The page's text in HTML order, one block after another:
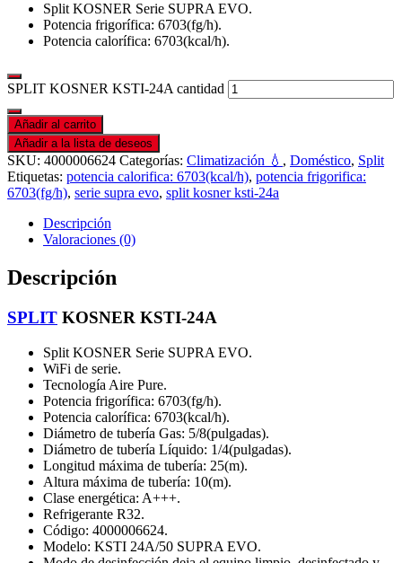
Split KOSNER Serie SUPRA EVO.
Potencia frigorífica: 6703(fg/h).
Potencia calorífica: 6703(kcal/h).
SPLIT KOSNER KSTI-24A cantidad
Añadir al carrito
Añadir a la lista de deseos
SKU: 4000006624 Categorías: Climatización 💧 , Doméstico, Split
Etiquetas: potencia calorifica: 6703(kcal/h), potencia frigorifica:
6703(fg/h), serie supra evo, split kosner ksti-24a
Descripción
Valoraciones (0)
Descripción
SPLIT KOSNER KSTI-24A
Split KOSNER Serie SUPRA EVO.
WiFi de serie.
Tecnología Aire Pure.
Potencia frigorífica: 6703(fg/h).
Potencia calorífica: 6703(kcal/h).
Diámetro de tubería Gas: 5/8(pulgadas).
Diámetro de tubería Líquido: 1/4(pulgadas).
Longitud máxima de tubería: 25(m).
Altura máxima de tubería: 10(m).
Clase energética: A+++.
Refrigerante R32.
Código: 4000006624.
Modelo: KSTI 24A/50 SUPRA EVO.